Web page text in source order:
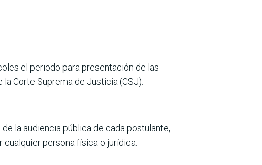
el periodo para presentación de las
Corte Suprema de Justicia (CSJ).
la audiencia pública de cada postulante,
persona física o jurídica.